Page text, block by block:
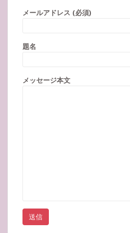
メールアドレス (必須)
題名
メッセージ本文